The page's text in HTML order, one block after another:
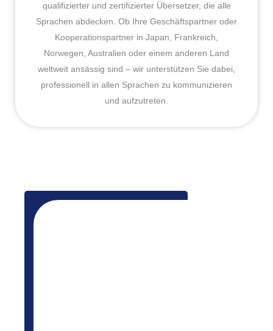
qualifizierter und zertifizierter Übersetzer, die alle
Sprachen abdecken. Ob Ihre Geschäftspartner oder
Kooperationspartner in Japan, Frankreich,
Norwegen, Australien oder einem anderen Land
weltweit ansässig sind – wir unterstützen Sie dabei,
professionell in allen Sprachen zu kommunizieren
und aufzutreten.